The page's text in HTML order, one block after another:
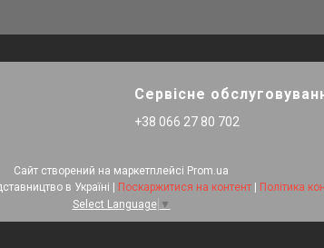
Сервісне
+38 066 27 80 702
Сайт створений на маркетплейсі Prom.ua
Поскаржитися на контент
Політика
Select Language ▼